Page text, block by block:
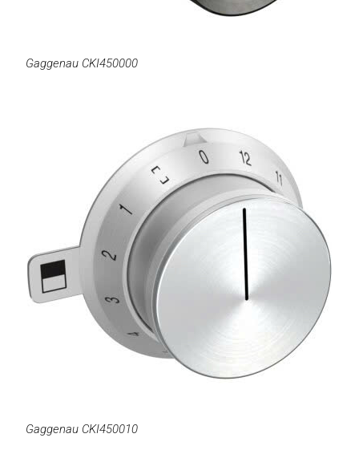
Gaggenau CKI450000
Gaggenau CKI450010